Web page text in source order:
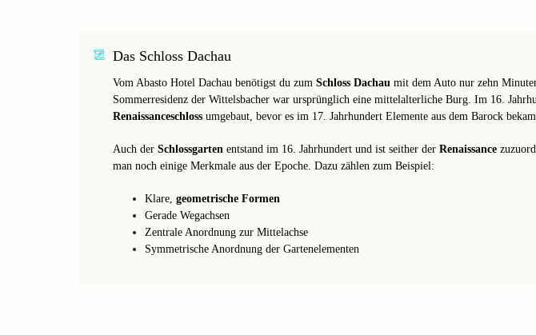
Das Schloss Dachau
Vom Abasto Hotel Dachau benötigst du zum Schloss Dachau mit dem Auto nur zehn
Sommerresidenz der Wittelsbacher war ursprünglich eine mittelalterliche Burg. Im 16.
Renaissanceschloss umgebaut, bevor es im 17. Jahrhundert Elemente aus dem Barock bekam.
Auch der Schlossgarten entstand im 16. Jahrhundert und ist seither der Renaissance
man noch einige Merkmale aus der Epoche. Dazu zählen zum Beispiel:
Klare, geometrische Formen
Gerade Wegachsen
Zentrale Anordnung zur Mittelachse
Symmetrische Anordnung der Gartenelementen